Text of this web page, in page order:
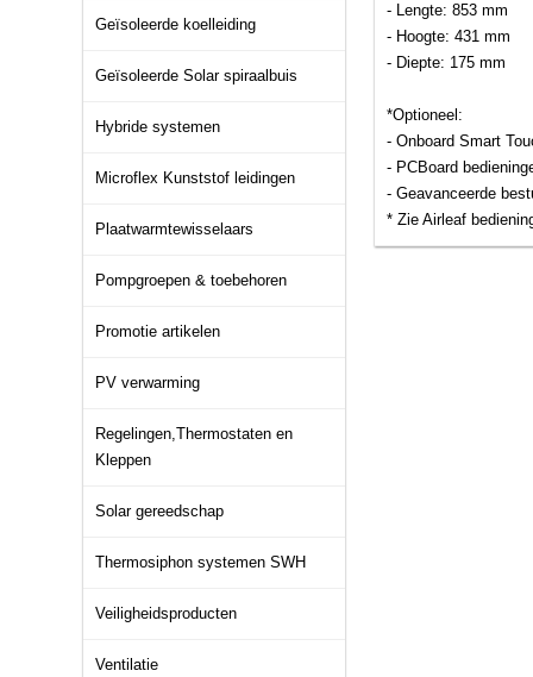
Geïsoleerde koelleiding
Geïsoleerde Solar spiraalbuis
Hybride systemen
Microflex Kunststof leidingen
Plaatwarmtewisselaars
Pompgroepen & toebehoren
Promotie artikelen
PV verwarming
Regelingen,Thermostaten en
Kleppen
Solar gereedschap
Thermosiphon systemen SWH
Veiligheidsproducten
Ventilatie
- Lengte: 853 mm
- Hoogte: 431 mm
- Diepte: 175 mm
*Optioneel:
- Onboard Smart
- PCBoard
- Geavanceerde
* Zie Airleaf